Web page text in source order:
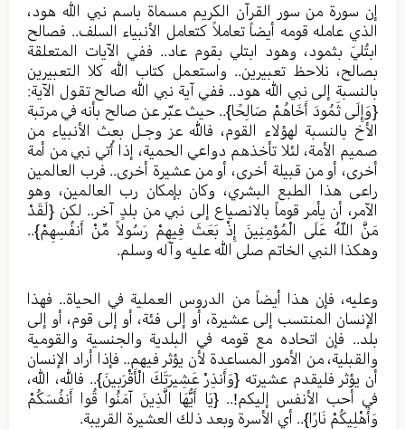
إن سورة من سور القرآن الكريم مسماة باسم نبي الله هود،
الذي عامله قومه أيضاً تعاملاً كتعامل الأنبياء السلف.. فصالح
ابتُليَ بثمود، وهود ابتلي بقوم عاد.. ففي الآيات المتعلقة
بصالح، نلاحظ تعبيرين.. واستعمل كتاب الله كلا التعبيرين
بالنسبة إلى نبي الله هود.. ففي آية نبي الله صالح تقول الآية:
{وَإِلَى ثَمُودَ أَخَاهُمْ صَالِحًا}.. حيث عبّر عن صالح بأنه في مرتبة
الأخ بالنسبة لهؤلاء القوم، فالله عز وجـل بعث الأنبياء من
صميم الأمة، لئلا تأخذهم دواعي الحمية، إذا أُتي نبي من أمة
أخرى، أو من قبيلة أخرى، أو من عشيرة أخرى.. فرب العالمين
راعى هذا الطبع البشري، وكان بإمكان رب العالمين، وهو
الآمر، أن يأمر قوماً بالانصياع إلى نبي من بلدٍ آخر.. لكن {لَقَدْ
مَنَّ اللّهُ عَلَى الْمُؤمِنِينَ إِذْ بَعَثَ فِيهِمْ رَسُولاً مِّنْ أَنفُسِهِمْ}..
وهكذا النبي الخاتم صلى الله عليه وآله وسلم.
وعليه، فإن هذا أيضاً من الدروس العملية في الحياة.. فهذا
الإنسان المنتسب إلى عشيرة، أو إلى فئة، أو إلى قوم، أو إلى
بلد.. فإن اتحاده مع قومه في البلدية والجنسية والقومية
والقبلية، من الأمور المساعدة لأن يؤثر فيهم.. فإذا أراد الإنسان
أن يؤثر فليقدم عشيرته {وَأَنذِرْ عَشِيرَتَكَ الْأَقْرَبِينَ}.. فالله، الله،
في أحب الأنفس إليكم!.. {يَا أَيُّهَا الَّذِينَ آمَنُوا قُوا أَنفُسَكُمْ
وَأَهْلِيكُمْ نَارًا}.. أي الأسرة وبعد ذلك العشيرة القريبة.